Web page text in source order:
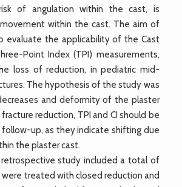
of angulation within the cast, is
within the cast. The aim of
evaluate the applicability of the Cast
Point Index (TPI) measurements,
loss of reduction, in pediatric mid-
The hypothesis of the study was
and deformity of the plaster
reduction, TPI and CI should be
follow-up, as they indicate shifting due
the plaster cast.
retrospective study included a total of
treated with closed reduction and